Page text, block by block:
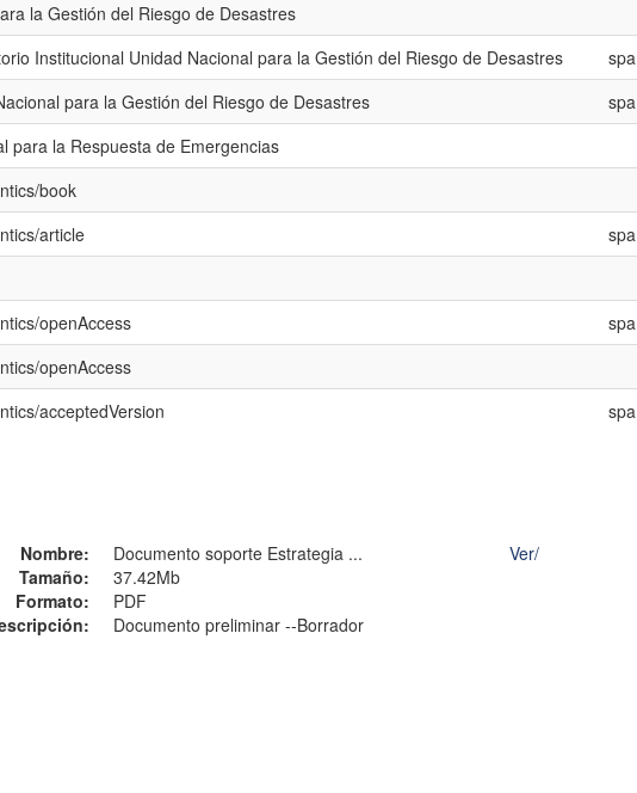
la Gestión del Riesgo de Desastres
Institucional Unidad Nacional para la Gestión del Riesgo de Desastres
spa
para la Gestión del Riesgo de Desastres
spa
para la Respuesta de Emergencias
book
article
spa
openAccess
spa
openAccess
acceptedVersion spa
Nombre:
Documento soporte Estrategia ...
Tamaño:
37.42Mb
Formato:
PDF
Documento preliminar --Borrador
Ver/